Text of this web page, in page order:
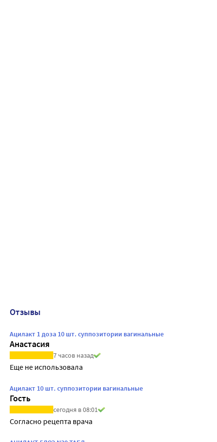
Отзывы
Ацилакт 1 доза 10 шт. суппозитории вагинальные
Анастасия
7 часов назад
Еще не использовала
Ацилакт 10 шт. суппозитории вагинальные
Гость
сегодня в 08:01
Согласно рецепта врача